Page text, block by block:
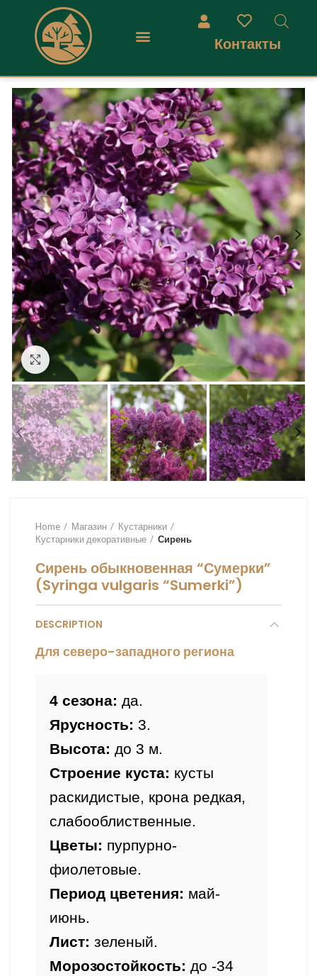
Контакты
Увеличить
Home Магазин
Кустарники
Кустарники декоративные
Сирень
Сирень обыкновенная “Сумерки”
(Syringa vulgaris “Sumerki”)
DESCRIPTION
Для северо-западного региона
4 сезона: да.
Ярусность: 3.
Высота: до 3 м.
Строение куста: кусты
раскидистые, крона редкая,
слабооблиственные.
Цветы: пурпурно-
фиолетовые.
Период цветения: май-
июнь.
Лист: зеленый.
Морозостойкость: до -34